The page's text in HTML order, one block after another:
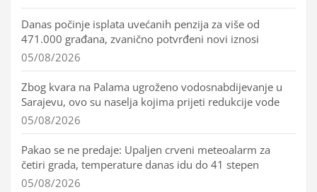
Danas počinje isplata uvećanih penzija za više od
471.000 građana, zvanično potvrđeni novi iznosi
05/08/2026
Zbog kvara na Palama ugroženo vodosnabdijevanje u
Sarajevu, ovo su naselja kojima prijeti redukcije vode
05/08/2026
Pakao se ne predaje: Upaljen crveni meteoalarm za
četiri grada, temperature danas idu do 41 stepen
05/08/2026